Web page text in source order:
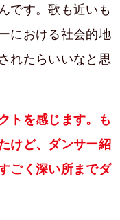
です。歌も近いも
における社会的地
れたらいいなと思
トを感じます。も
けど、ダンサー紹
ごく深い所までダ